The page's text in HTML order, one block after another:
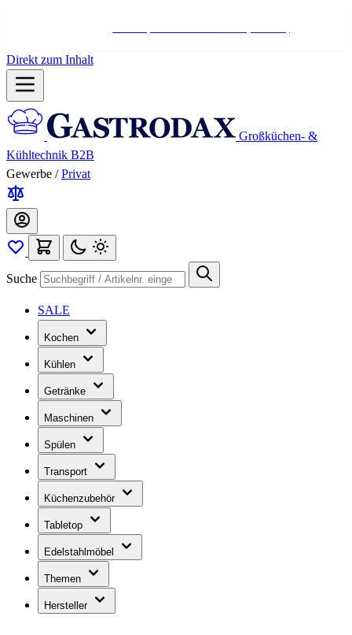
Direkt zum Inhalt
Großküchen- &
Kühltechnik B2B
Gewerbe / Privat
Suche
SALE
Kochen
Kühlen
Getränke
Maschinen
Spülen
Transport
Küchenzubehör
Tabletop
Edelstahlmöbel
Themen
Hersteller